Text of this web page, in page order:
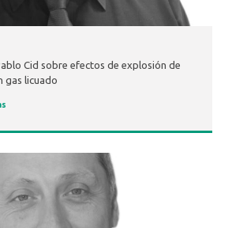
Cid sobre efectos de explosión de
gas licuado